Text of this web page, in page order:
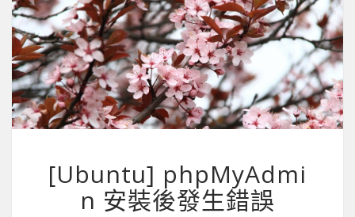
[Ubuntu] phpMyAdmi
n 安裝後發生錯誤